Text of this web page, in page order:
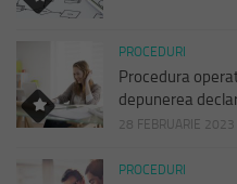
PROCEDURI
Procedura
depunerea
28 FEBRUARIE 2023
PROCEDURI